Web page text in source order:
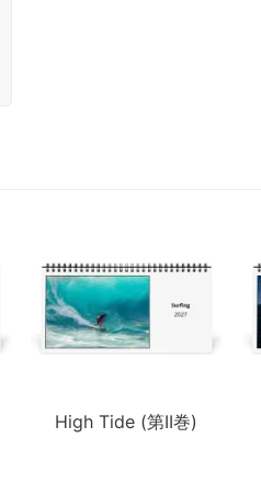
High Tide (第II巻)